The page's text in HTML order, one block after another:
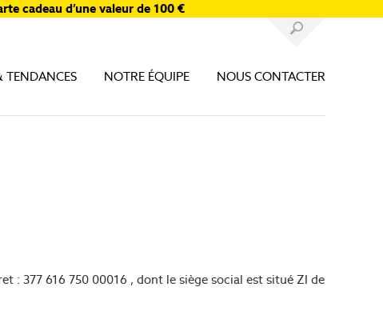
cadeau d’une valeur de 100 €
TENDANCES NOTRE ÉQUIPE NOUS CONTACTER
: 377 616 750 00016 , dont le siège social est situé ZI de